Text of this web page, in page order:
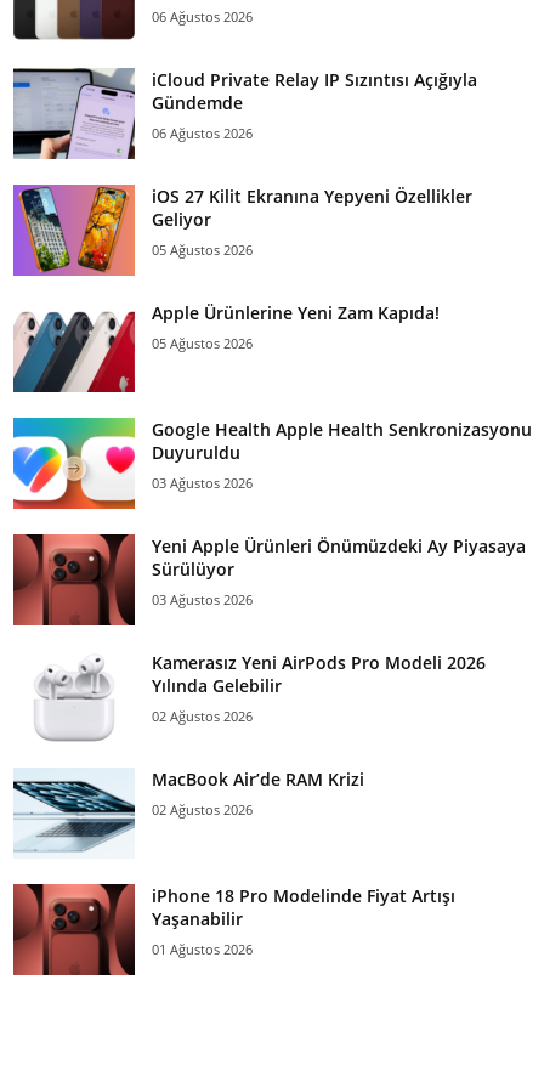
06 Ağustos 2026
iCloud Private Relay IP Sızıntısı Açığıyla
Gündemde
06 Ağustos 2026
iOS 27 Kilit Ekranına Yepyeni Özellikler
Geliyor
05 Ağustos 2026
Apple Ürünlerine Yeni Zam Kapıda!
05 Ağustos 2026
Google Health Apple Health Senkronizasyonu
Duyuruldu
03 Ağustos 2026
Yeni Apple Ürünleri Önümüzdeki Ay Piyasaya
Sürülüyor
03 Ağustos 2026
Kamerasız Yeni AirPods Pro Modeli 2026
Yılında Gelebilir
02 Ağustos 2026
MacBook Air’de RAM Krizi
02 Ağustos 2026
iPhone 18 Pro Modelinde Fiyat Artışı
Yaşanabilir
01 Ağustos 2026